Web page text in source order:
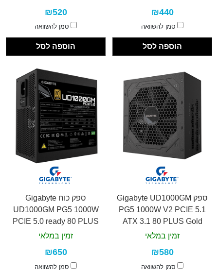
₪440
סמן להשוואה
הוספה לסל
₪520
סמן להשוואה
הוספה לסל
ספק Gigabyte UD1000GM
PG5 1000W V2 PCIE 5.1
ATX 3.1 80 PLUS Gold
זמין במלאי
₪580
סמן להשוואה
ספק כוח Gigabyte
UD1000GM PG5 1000W
PCIE 5.0 ready 80 PLUS
Gold
זמין במלאי
₪650
סמן להשוואה